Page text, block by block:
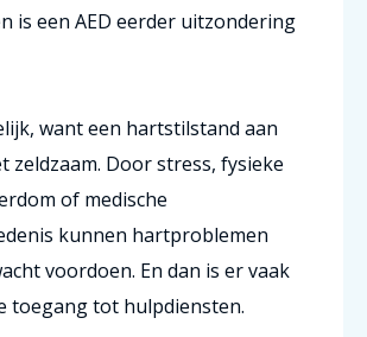
is een AED eerder uitzondering
want een hartstilstand aan
zeldzaam. Door stress, fysieke
of medische
kunnen hartproblemen
voordoen. En dan is er vaak
toegang tot hulpdiensten.